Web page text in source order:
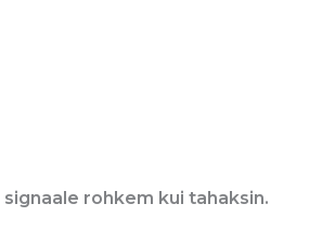
rohkem kui tahaksin.